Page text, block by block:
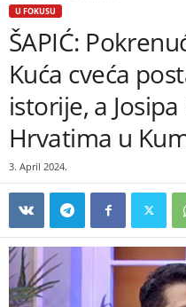
U FOKUSU
ŠAPIĆ:
Kuća cveća
istorije, a
Hrvatima u
3. April 2024.